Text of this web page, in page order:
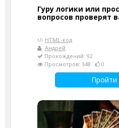
Гуру логики или
вопросов проверят
HTML-код
Андрей
Прохождений: 92
Просмотров: 348
0
Пройти